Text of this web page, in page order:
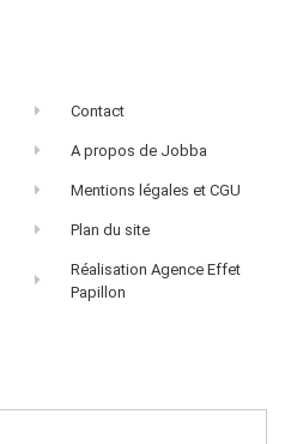
Contact
A propos de Jobba
Mentions légales et CGU
Plan du site
Réalisation Agence Effet
Papillon